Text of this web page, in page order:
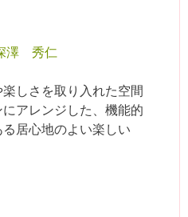
澤 秀仁
しさを取り入れた空間
アレンジした、機能的
居心地のよい楽しい